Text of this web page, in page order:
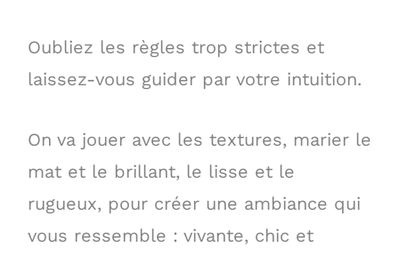
Oubliez les règles trop strictes et
laissez-vous guider par votre intuition.
On va jouer avec les textures, marier le
mat et le brillant, le lisse et le
rugueux, pour créer une ambiance qui
vous ressemble : vivante, chic et